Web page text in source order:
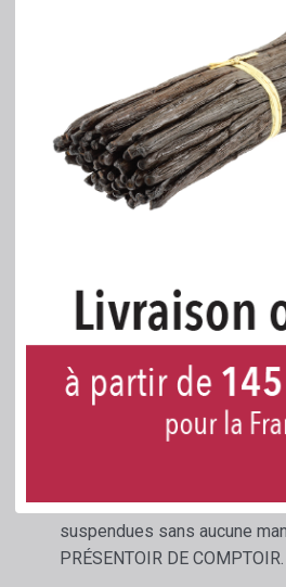
100 % du total des
Parfum et goût:
Vanille boisée et épicée.
Utilisation
En infusion, Crème,
Conditionnement :
En pochette à fermeture zip
fermeture faciles, de qualité
entièrement recyclable, avec
transparente mylar pour
Les recharges sont prêtes à
suspendues sans aucune
PRÉSENTOIR DE COMPTOIR.